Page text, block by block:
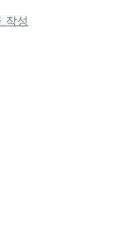
작성